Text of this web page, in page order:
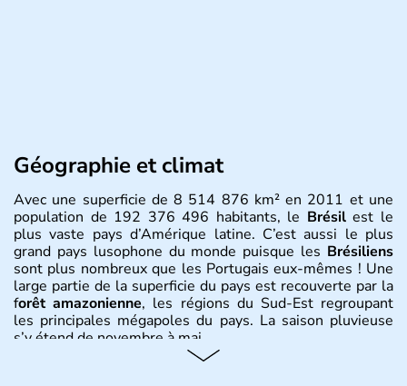
Géographie et climat
Avec une superficie de 8 514 876 km² en 2011 et une
population de 192 376 496 habitants, le Brésilest le
plus vaste pays d’Amérique latine. C’est aussi le plus
grand pays lusophone du monde puisque les Brésiliens
sont plus nombreux que les Portugais eux-mêmes ! Une
large partie de la superficie du pays est recouverte par la
forêt amazonienne, les régions du Sud-Est regroupant
les principales mégapoles du pays. La saison pluvieuse
s’y étend de novembre à mai.